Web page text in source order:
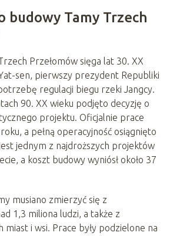
budowy Tamy Trzech
Przełomów sięga lat 30. XX
sen, pierwszy prezydent Republiki
regulacji biegu rzeki Jangcy.
90. XX wieku podjęto decyzję o
projektu. Oficjalnie prace
a pełną operacyjność osiągnięto
jednym z najdroższych projektów
a koszt budowy wyniósł około 37
musiano zmierzyć się z
1,3 miliona ludzi, a także z
miast i wsi. Prace były podzielone na